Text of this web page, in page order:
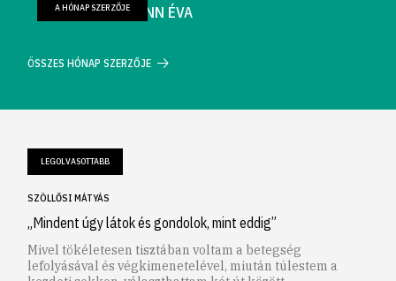
FARKAS WELLMANN ÉVA
A HÓNAP SZERZŐJE
ÖSSZES HÓNAP SZERZŐJE
LEGOLVASOTTABB
SZÖLLŐSI MÁTYÁS
„Mindent úgy látok és gondolok, mint eddig”
Mivel tökéletesen tisztában voltam a betegség
lefolyásával és végkimenetelével, miután túlestem a